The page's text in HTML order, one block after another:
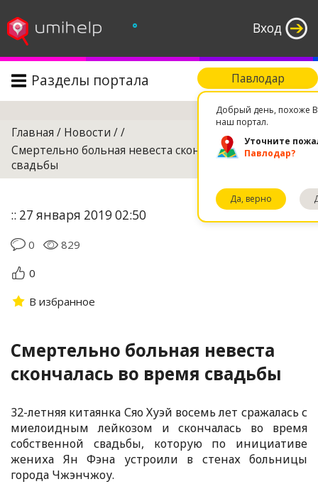
Вход
°
Павлодар
Добрый день, похоже
наш портал.
Уточните
Павлодар?
Да, верно
Разделы портала Поиск
Главная / Новости //
Смертельно больная невеста скончалась во время
свадьбы
:: 27 января 2019 02:50
0
829
0
В избранное
Смертельно больная невеста
скончалась во время свадьбы
32-летняя китаянка Сяо Хуэй восемь лет сражалась с
миелоидным лейкозом и скончалась во время
собственной свадьбы, которую по инициативе
жениха Ян Фэна устроили в стенах больницы
города Чжэнчжоу.